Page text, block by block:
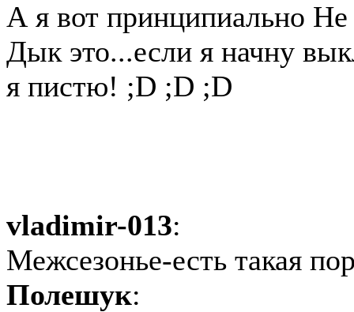
А я вот принципиально
Дык это...если я начну
я пистю! ;D ;D ;D
vladimir-013:
Межсезонье-есть такая
Полешук: